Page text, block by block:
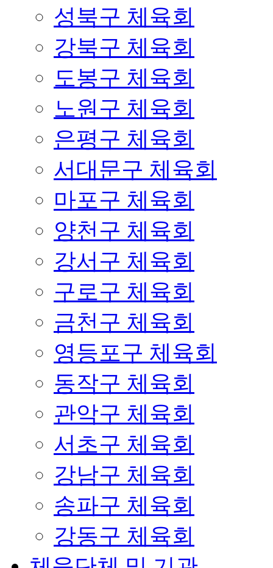
성북구 체육회
강북구 체육회
도봉구 체육회
노원구 체육회
은평구 체육회
서대문구 체육회
마포구 체육회
양천구 체육회
강서구 체육회
구로구 체육회
금천구 체육회
영등포구 체육회
동작구 체육회
관악구 체육회
서초구 체육회
강남구 체육회
송파구 체육회
강동구 체육회